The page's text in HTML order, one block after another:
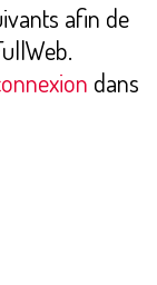
afin de
dans